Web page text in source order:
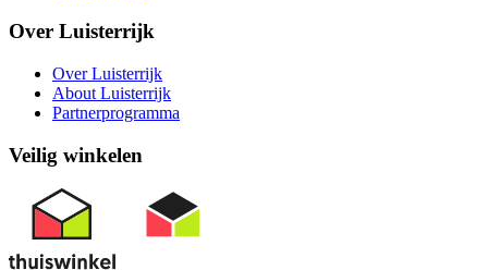
Over Luisterrijk
Over Luisterrijk
About Luisterrijk
Partnerprogramma
Veilig winkelen